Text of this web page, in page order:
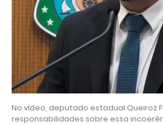
No vídeo, deputado estadual Queiroz
responsabilidades sobre essa